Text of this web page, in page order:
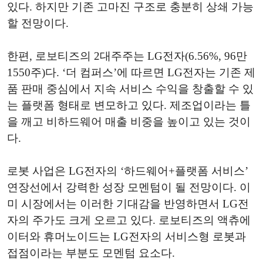
있다. 하지만 기존 고마진 구조로 충분히 상쇄 가능
할 전망이다.
한편, 로보티즈의 2대주주는 LG전자(6.56%, 96만
1550주)다. ‘더 컴퍼스’에 따르면 LG전자는 기존 제
품 판매 중심에서 지속 서비스 수익을 창출할 수 있
는 플랫폼 형태로 변모하고 있다. 제조업이라는 틀
을 깨고 비하드웨어 매출 비중을 높이고 있는 것이
다.
로봇 사업은 LG전자의 ‘하드웨어+플랫폼 서비스’
연장선에서 강력한 성장 모멘텀이 될 전망이다. 이
미 시장에서는 이러한 기대감을 반영하면서 LG전
자의 주가도 크게 오르고 있다. 로보티즈의 액츄에
이터와 휴머노이드는 LG전자의 서비스형 로봇과
접점이라는 부분도 모멘텀 요소다.